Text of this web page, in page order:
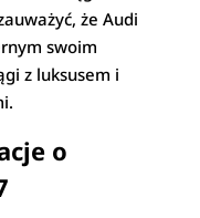
że Audi
swoim
z luksusem i
o